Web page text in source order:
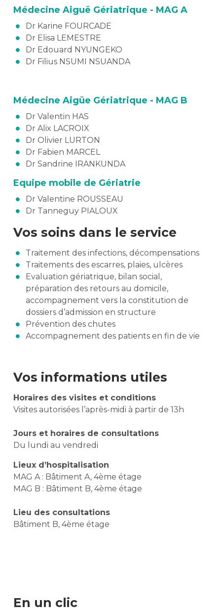
Médecine Aiguë Gériatrique - MAG A
Dr Karine FOURCADE
Dr Elisa LEMESTRE
Dr Edouard NYUNGEKO
Dr Filius NSUMI NSUANDA
Médecine Aigüe Gériatrique - MAG B
Dr Valentin HAS
Dr Alix LACROIX
Dr Olivier LURTON
Dr Fabien MARCEL
Dr Sandrine IRANKUNDA
Equipe mobile de Gériatrie
Dr Valentine ROUSSEAU
Dr Tanneguy PIALOUX
Vos soins dans le service
Traitement des infections, décompensations
Traitements des escarres, plaies, ulcères
Evaluation gériatrique, bilan social,
préparation des retours au domicile,
accompagnement vers la constitution de
dossiers d’admission en structure
Prévention des chutes
Accompagnement des patients en fin de vie
Vos informations utiles
Horaires des visites et conditions
Visites autorisées l’après-midi à partir de 13h
Jours et horaires de consultations
Du lundi au vendredi
Lieux d’hospitalisation
MAG A : Bâtiment A, 4ème étage
MAG B : Bâtiment B, 4ème étage
Lieu des consultations
Bâtiment B, 4ème étage
En un clic